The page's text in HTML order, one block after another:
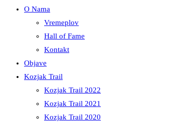
O Nama
Vremeplov
Hall of Fame
Kontakt
Objave
Kozjak Trail
Kozjak Trail 2022
Kozjak Trail 2021
Kozjak Trail 2020